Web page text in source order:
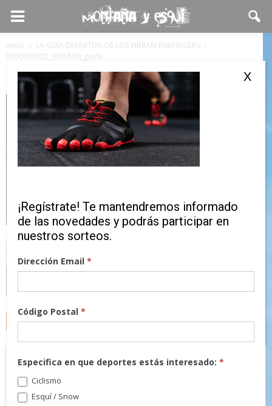
Inicio
LA GUÍA DEFINITIVA DE LOS VIBRAM FIVEFINGERS
0000002022_960x500_guide
0000002022_960x500_guide
MARCAS
¡Regístrate! Te mantendremos informado
de las novedades y podrás participar en
nuestros sorteos.
Dirección Email*
Código Postal*
Especifica en que deportes estás interesado:*
Ciclismo
Esquí / Snow
X